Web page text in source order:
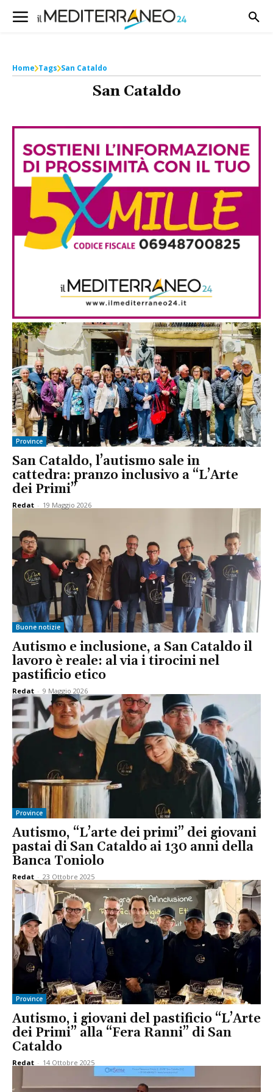
Home Tags San Cataldo
San Cataldo
Province
San Cataldo, l’autismo sale in
cattedra: pranzo inclusivo a “L’Arte
dei Primi”
Redat - 19 Maggio 2026
Buone notizie
Autismo e inclusione, a San Cataldo il
lavoro è reale: al via i tirocini nel
pastificio etico
Redat - 9 Maggio 2026
Province
Autismo, “L’arte dei primi” dei giovani
pastai di San Cataldo ai 130 anni della
Banca Toniolo
Redat - 23 Ottobre 2025
Province
Autismo, i giovani del pastificio “L’Arte
dei Primi” alla “Fera Ranni” di San
Cataldo
Redat - 14 Ottobre 2025